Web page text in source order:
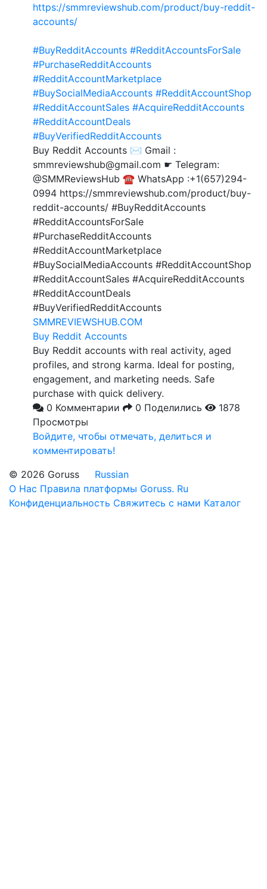
https://smmreviewshub.com/product/buy-reddit-
accounts/
#BuyRedditAccounts #RedditAccountsForSale
#PurchaseRedditAccounts
#RedditAccountMarketplace
#BuySocialMediaAccounts #RedditAccountShop
#RedditAccountSales #AcquireRedditAccounts
#RedditAccountDeals
#BuyVerifiedRedditAccounts
Buy Reddit Accounts ✉️ Gmail :
smmreviewshub@gmail.com ☛ Telegram:
@SMMReviewsHub ☎️ WhatsApp :+1(657)294-
0994 https://smmreviewshub.com/product/buy-
reddit-accounts/ #BuyRedditAccounts
#RedditAccountsForSale
#PurchaseRedditAccounts
#RedditAccountMarketplace
#BuySocialMediaAccounts #RedditAccountShop
#RedditAccountSales #AcquireRedditAccounts
#RedditAccountDeals
#BuyVerifiedRedditAccounts
SMMREVIEWSHUB.COM
Buy Reddit Accounts
Buy Reddit accounts with real activity, aged
profiles, and strong karma. Ideal for posting,
engagement, and marketing needs. Safe
purchase with quick delivery.
0 Комментарии
0 Поделились
1878
Просмотры
Войдите, чтобы отмечать, делиться и
комментировать!
© 2026 Goruss
Russian
О Нас Правила платформы Goruss. Ru
Конфиденциальность Свяжитесь с нами Каталог